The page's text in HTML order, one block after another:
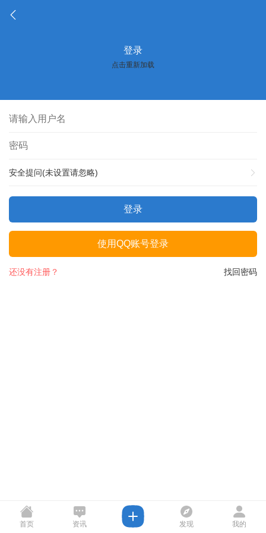
登录
点击重新加载
安全提问(未设置请忽略)
登录
使用QQ账号登录
找回密码
还没有注册？
首页 资讯 发现 我的